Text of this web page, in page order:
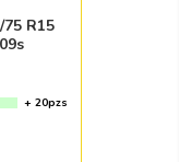
R15
+ 20pzs